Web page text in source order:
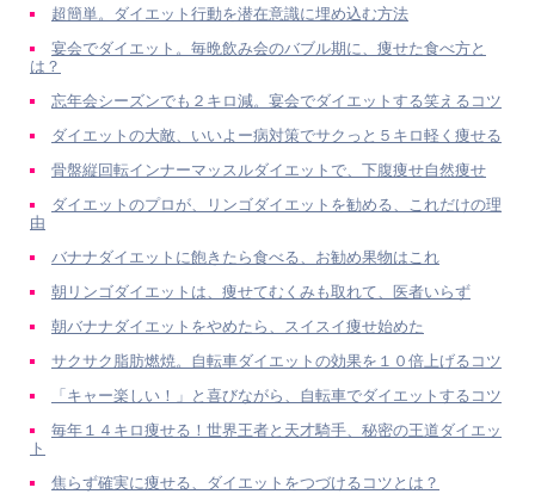
超簡単。ダイエット行動を潜在意識に埋め込む方法
宴会でダイエット。毎晩飲み会のバブル期に、痩せた食べ方と
は？
忘年会シーズンでも２キロ減。宴会でダイエットする笑えるコツ
ダイエットの大敵、いいよー病対策でサクっと５キロ軽く痩せる
骨盤縦回転インナーマッスルダイエットで、下腹痩せ自然痩せ
ダイエットのプロが、リンゴダイエットを勧める、これだけの理
由
バナナダイエットに飽きたら食べる、お勧め果物はこれ
朝リンゴダイエットは、痩せてむくみも取れて、医者いらず
朝バナナダイエットをやめたら、スイスイ痩せ始めた
サクサク脂肪燃焼。自転車ダイエットの効果を１０倍上げるコツ
「キャー楽しい！」と喜びながら、自転車でダイエットするコツ
毎年１４キロ痩せる！世界王者と天才騎手、秘密の王道ダイエッ
ト
焦らず確実に痩せる、ダイエットをつづけるコツとは？